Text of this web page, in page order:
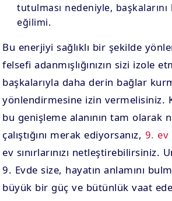
tutulması nedeniyle, başkalarını
eğilimi.
Bu enerjiyi sağlıklı bir şekilde
felsefi adanmışlığınızın sizi izole
başkalarıyla daha derin bağlar
yönlendirmesine izin vermelisiniz.
bu genişleme alanının tam olarak
çalıştığını merak ediyorsanız, 9. ev
ev sınırlarınızı netleştirebilirsiniz.
9. Evde size, hayatın anlamını
büyük bir güç ve bütünlük vaat